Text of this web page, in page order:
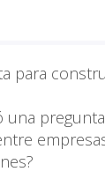
para